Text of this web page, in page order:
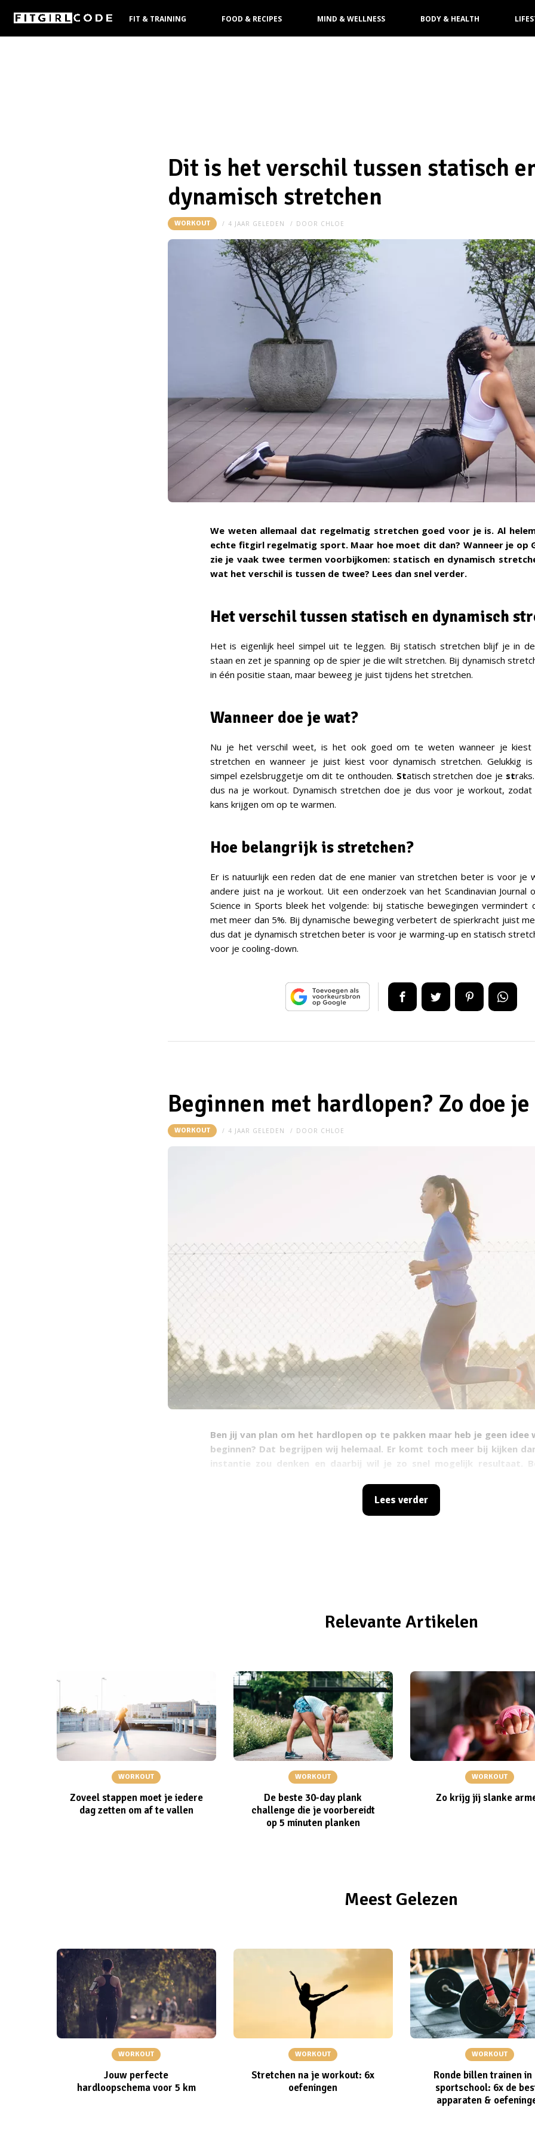
FIT & TRAINING FOOD & RECIPES MIND & WELLNESS BODY & HEALTH
Dit is het verschil tussen statisch
dynamisch stretchen
WORKOUT 4 JAAR GELEDEN DOOR CHLOE
We weten allemaal dat regelmatig stretchen goed voor je is. Al
echte fitgirl regelmatig sport. Maar hoe moet dit dan? Wanneer je op
zie je vaak twee termen voorbijkomen: statisch en dynamisch
wat het verschil is tussen de twee? Lees dan snel verder.
Het verschil tussen statisch en dynamisch
Het is eigenlijk heel simpel uit te leggen. Bij statisch stretchen blijf je in
staan en zet je spanning op de spier je die wilt stretchen. Bij dynamisch
in één positie staan, maar beweeg je juist tijdens het stretchen.
Wanneer doe je wat?
Nu je het verschil weet, is het ook goed om te weten wanneer je kiest
stretchen en wanneer je juist kiest voor dynamisch stretchen. Gelukkig
simpel ezelsbruggetje om dit te onthouden. Statisch stretchen doe je st
dus na je workout. Dynamisch stretchen doe je dus voor je workout,
kans krijgen om op te warmen.
Hoe belangrijk is stretchen?
Er is natuurlijk een reden dat de ene manier van stretchen beter is voor je
andere juist na je workout. Uit een onderzoek van het Scandinavian Journal
Science in Sports bleek het volgende: bij statische bewegingen vermindert
met meer dan 5%. Bij dynamische beweging verbetert de spierkracht juist
dus dat je dynamisch stretchen beter is voor je warming-up en statisch
voor je cooling-down.
Beginnen met hardlopen? Zo doe
WORKOUT 4 JAAR GELEDEN DOOR CHLOE
Ben jij van plan om het hardlopen op te pakken maar heb je geen idee
beginnen? Dat begrijpen wij helemaal. Er komt toch meer bij kijken
instantie zou denken en daarbij wil je zo snel mogelijk resultaat.
Lees verder
Relevante Artikelen
WORKOUT
Zoveel stappen moet je iedere
dag zetten om af te vallen
WORKOUT
De beste 30-day plank
challenge die je voorbereidt
op 5 minuten planken
WORKOUT
Zo krijg jij slanke
Meest Gelezen
WORKOUT
Jouw perfecte
hardloopschema voor 5 km
WORKOUT
Stretchen na je workout: 6x
oefeningen
WORKOUT
Ronde billen trainen in
sportschool: 6x de
apparaten &